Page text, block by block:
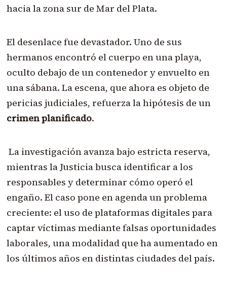
hacia la zona sur de Mar del Plata.
El desenlace fue devastador. Uno de sus
hermanos encontró el cuerpo en una playa,
oculto debajo de un contenedor y envuelto en
una sábana. La escena, que ahora es objeto de
pericias judiciales, refuerza la hipótesis de un
crimen planificado.
La investigación avanza bajo estricta reserva,
mientras la Justicia busca identificar a los
responsables y determinar cómo operó el
engaño. El caso pone en agenda un problema
creciente: el uso de plataformas digitales para
captar víctimas mediante falsas oportunidades
laborales, una modalidad que ha aumentado en
los últimos años en distintas ciudades del país.